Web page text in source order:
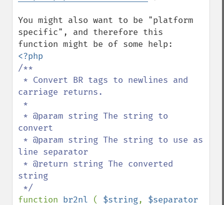
You might also want to be "platform
specific", and therefore this
/**
carriage returns.
convert
line separator
string
function br2nl ( $string,